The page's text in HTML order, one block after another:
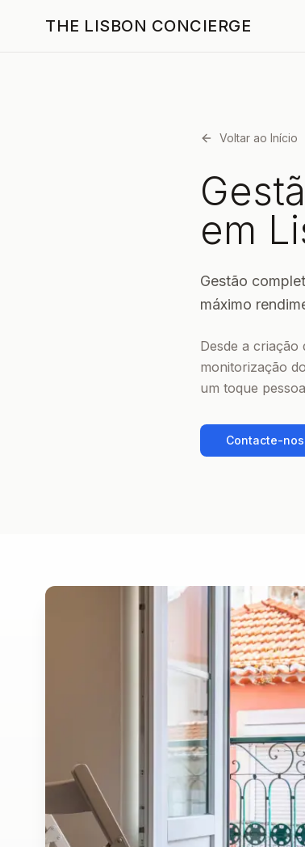
THE LISBON CONCIERGE
Voltar ao Início
em
Gestão
máximo
Desde a
monitorização
um toque
Contacte-nos